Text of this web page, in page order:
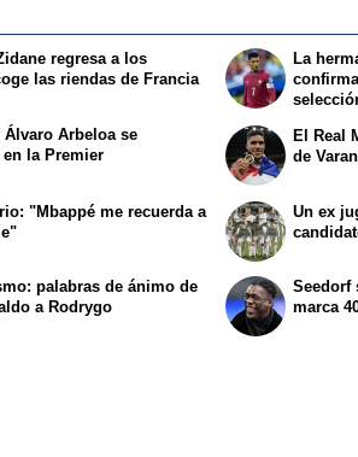
regresa a los
las riendas de Francia
Arbeloa se
la Premier
La
El Real
de
"Mbappé me recuerda a
palabras de ánimo de
a Rodrygo
Un ex
Seedorf
marca